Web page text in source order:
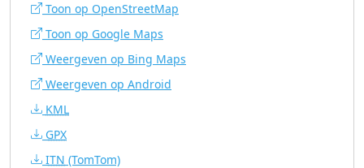
Toon op OpenStreetMap
Toon op Google Maps
Weergeven op Bing Maps
Weergeven op Android
KML
GPX
ITN (TomTom)